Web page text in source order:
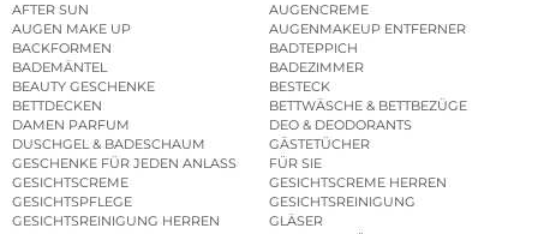
AFTER SUN
AUGENCREME
AUGEN MAKE UP
AUGENMAKEUP ENTFERNER
BACKFORMEN
BADTEPPICH
BADEMÄNTEL
BADEZIMMER
BEAUTY GESCHENKE
BESTECK
BETTDECKEN
BETTWÄSCHE & BETTBEZÜGE
DAMEN PARFUM
DEO & DEODORANTS
DUSCHGEL & BADESCHAUM
GÄSTETÜCHER
GESCHENKE FÜR JEDEN ANLASS
FÜR SIE
GESICHTSCREME
GESICHTSCREME HERREN
GESICHTSPFLEGE
GESICHTSREINIGUNG
GESICHTSREINIGUNG HERREN
GLÄSER